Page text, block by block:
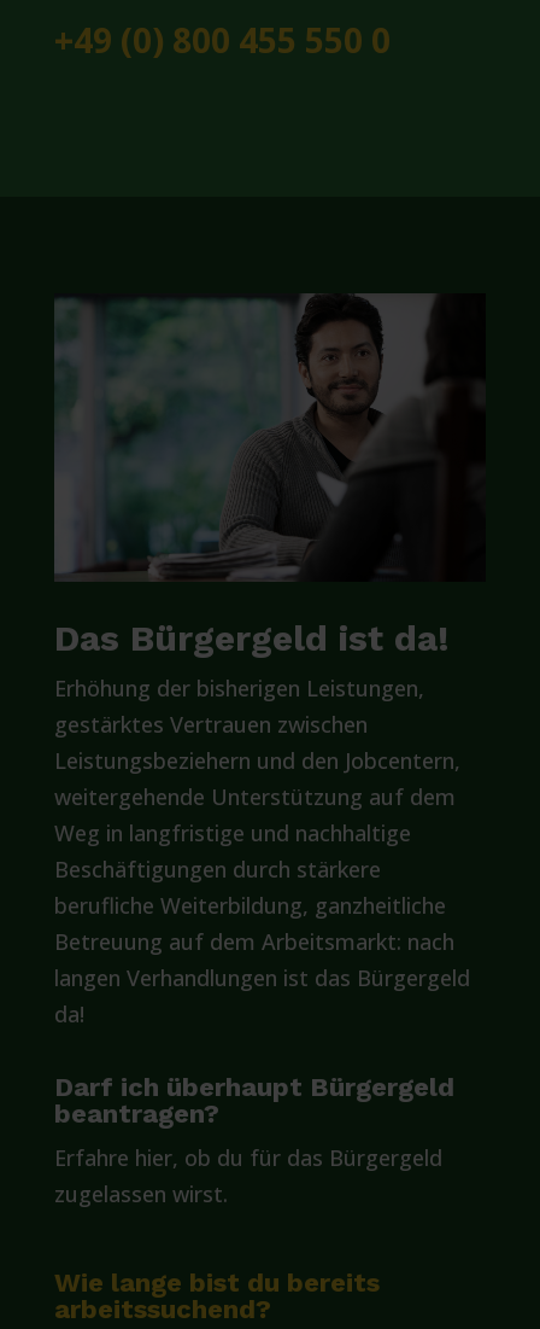
+49 (0) 800 455 550 0
Das Bürgergeld ist da!
Erhöhung der bisherigen Leistungen,
gestärktes Vertrauen zwischen
Leistungsbeziehern und den Jobcentern,
weitergehende Unterstützung auf dem
Weg in langfristige und nachhaltige
Beschäftigungen durch stärkere
berufliche Weiterbildung, ganzheitliche
Betreuung auf dem Arbeitsmarkt: nach
langen Verhandlungen ist das Bürgergeld
da!
Darf ich überhaupt Bürgergeld
beantragen?
Erfahre hier, ob du für das Bürgergeld
zugelassen wirst.
Wie lange bist du bereits
arbeitssuchend?